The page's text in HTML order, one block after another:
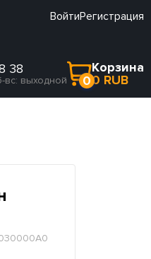
ВойтиРегистрация
38
вс: выходной 0
Корзина
0 RUB